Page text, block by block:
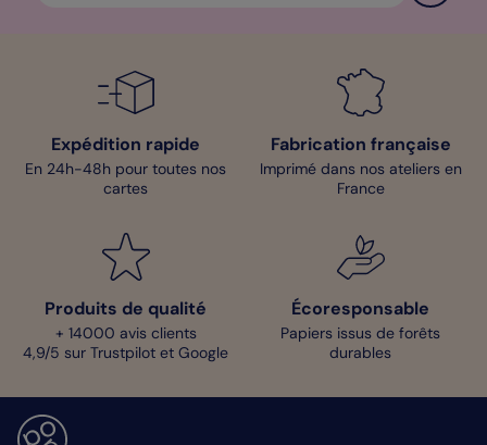
Expédition rapide
En 24h-48h pour toutes nos
cartes
Fabrication française
Imprimé dans nos ateliers en
France
Produits de qualité
+ 14000 avis clients
4,9/5 sur Trustpilot et Google
Écoresponsable
Papiers issus de forêts
durables